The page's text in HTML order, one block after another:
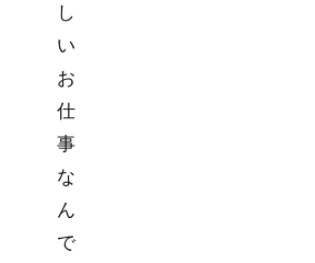
し
い
お
仕
事
な
ん
で